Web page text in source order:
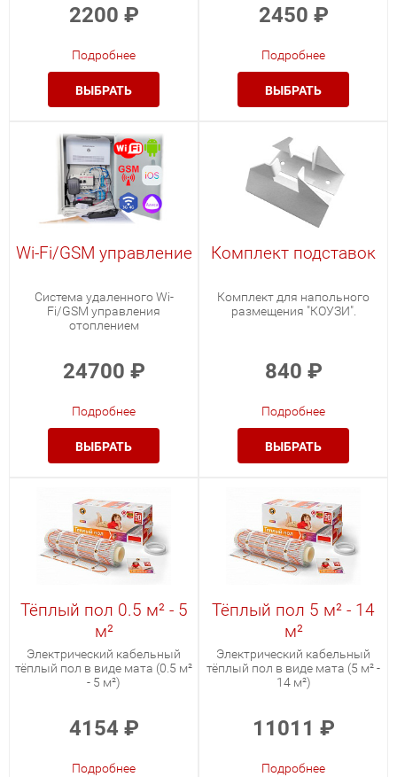
2200 ₽
Подробнее
ВЫБРАТЬ
2450 ₽
Подробнее
ВЫБРАТЬ
Wi-Fi/GSM управление
Система удаленного Wi-
Fi/GSM управления
отоплением
24700 ₽
Подробнее
ВЫБРАТЬ
Комплект подставок
Комплект для напольного
размещения "КОУЗИ".
840 ₽
Подробнее
ВЫБРАТЬ
Тёплый пол 0.5 м² - 5
м²
Электрический кабельный
тёплый пол в виде мата (0.5 м²
- 5 м²)
4154 ₽
Подробнее
Тёплый пол 5 м² - 14
м²
Электрический кабельный
тёплый пол в виде мата (5 м² -
14 м²)
11011 ₽
Подробнее